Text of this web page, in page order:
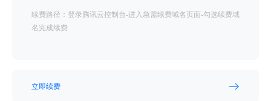
续费路径：登录腾讯云控制台-进入急需续费域名页面-勾选续费域
名完成续费
立即续费